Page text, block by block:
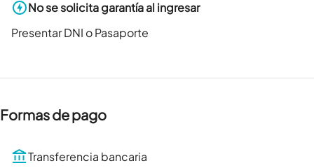
No se solicita garantía al ingresar
Presentar DNI o Pasaporte
Formas de pago
Transferencia bancaria